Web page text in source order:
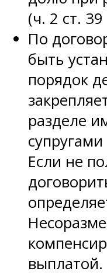
(ч. 2 ст.
По
быть
порядок
разделе
Если не
выплатой.